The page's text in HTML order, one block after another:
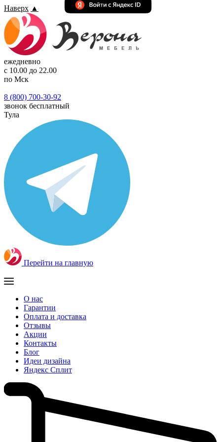
Наверх ▲
ежедневно
с 10.00 до 22.00
по Мск
8 (800) 700-30-92
звонок бесплатный
Тула
Перейти на главную
О нас
Гарантии
Оплата и доставка
Отзывы
Акции
Контакты
Блог
Идеи дизайна
Яндекс Сплит